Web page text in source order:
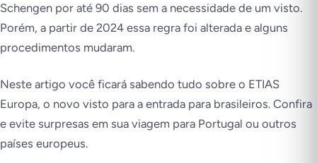
Schengen por até 90 dias sem a necessidade de um visto.
Porém, a partir de 2024 essa regra foi alterada e alguns
procedimentos mudaram.
Neste artigo você ficará sabendo tudo sobre o ETIAS
Europa, o novo visto para a entrada para brasileiros. Confira
e evite surpresas em sua viagem para Portugal ou outros
países europeus.